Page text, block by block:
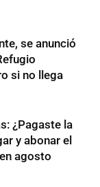
se anunció
si no llega
¿Pagaste la
y abonar el
agosto